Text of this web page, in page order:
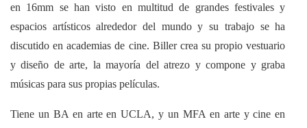
en 16mm se han visto en multitud de grandes festivales y
espacios artísticos alrededor del mundo y su trabajo se ha
discutido en academias de cine. Biller crea su propio vestuario
y diseño de arte, la mayoría del atrezo y compone y graba
músicas para sus propias películas.
Tiene un BA en arte en UCLA, y un MFA en arte y cine en